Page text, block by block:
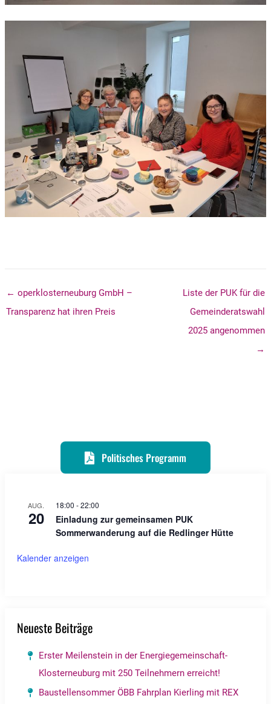
← operklosterneuburg GmbH –
Transparenz hat ihren Preis
Liste der PUK für die
Gemeinderatswahl
2025 angenommen
→
Politisches Programm
AUG.
20
18:00 -22:00
Einladung zur gemeinsamen PUK
Sommerwanderung auf die Redlinger Hütte
Kalender anzeigen
Neueste Beiträge
Erster Meilenstein in der Energiegemeinschaft-
Klosterneuburg mit 250 Teilnehmern erreicht!
Baustellensommer ÖBB Fahrplan Kierling mit REX